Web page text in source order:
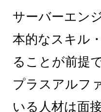
サーバーエン
本的なスキル
ることが前提
プラスアルフ
いる人材は面